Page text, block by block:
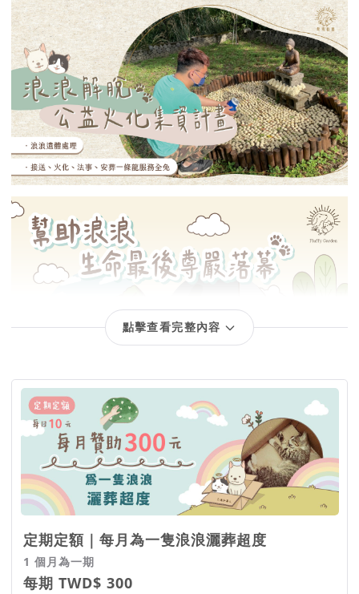
點擊查看完整內容
回饋項目
定期定額｜每月為一隻浪浪灑葬超度
1 個月為一期
每期 TWD$ 300